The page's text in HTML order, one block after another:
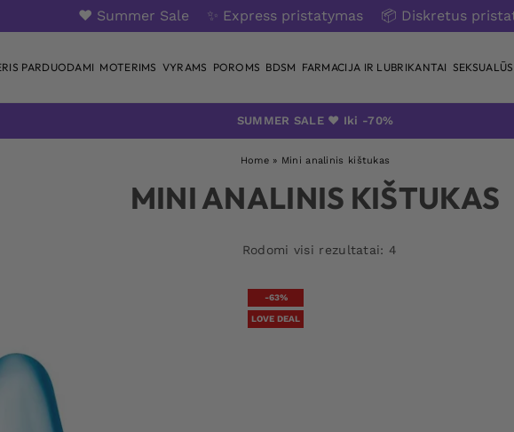
❤️ Summer Sale ✨ Express pristatymas 📦 Diskretus
PARDUODAMI MOTERIMS VYRAMS POROMS BDSM FARMACIJA IR LUBRIKANTAI
SUMMER SALE ❤️ Iki -70%
Home» Mini analinis kištukas
MINI ANALINIS KIŠTUKAS
Rodomi visi rezultatai: 4
-63%
LOVE DEAL